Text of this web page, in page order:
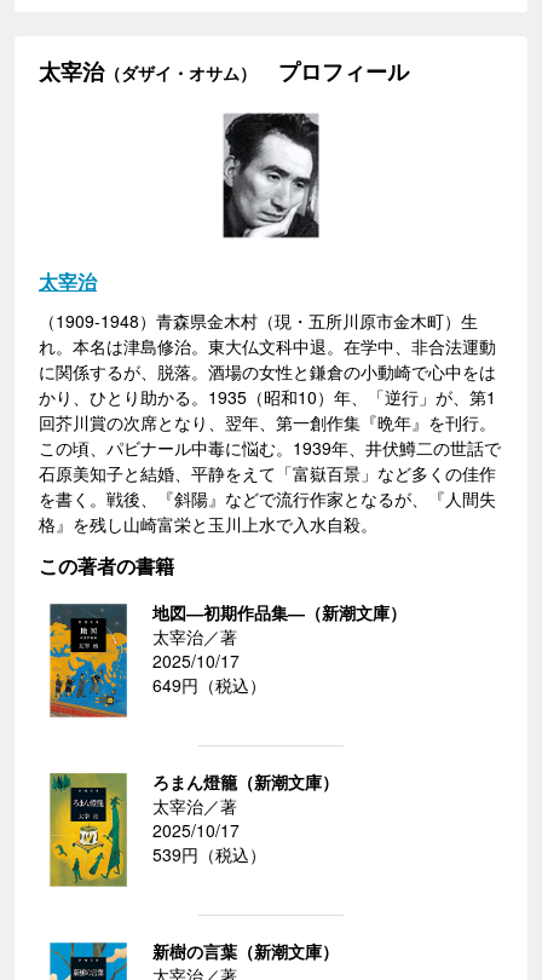
太宰治（ダザイ・オサム） プロフィール
太宰治
（1909-1948）青森県金木村（現・五所川原市金木町）生
れ。本名は津島修治。東大仏文科中退。在学中、非合法運動
に関係するが、脱落。酒場の女性と鎌倉の小動崎で心中をは
かり、ひとり助かる。1935（昭和10）年、「逆行」が、第1
回芥川賞の次席となり、翌年、第一創作集『晩年』を刊行。
この頃、パビナール中毒に悩む。1939年、井伏鱒二の世話で
石原美知子と結婚、平静をえて「富嶽百景」など多くの佳作
を書く。戦後、『斜陽』などで流行作家となるが、『人間失
格』を残し山崎富栄と玉川上水で入水自殺。
この著者の書籍
地図―初期作品集―（新潮文庫）
太宰治／著
2025/10/17
649円（税込）
ろまん燈籠（新潮文庫）
太宰治／著
2025/10/17
539円（税込）
新樹の言葉（新潮文庫）